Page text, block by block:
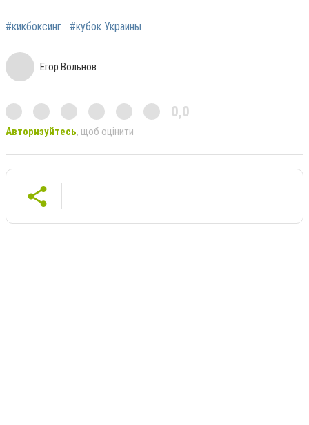
#кикбоксинг #кубок Украины
Егор Вольнов
0,0
Авторизуйтесь, щоб оцінити